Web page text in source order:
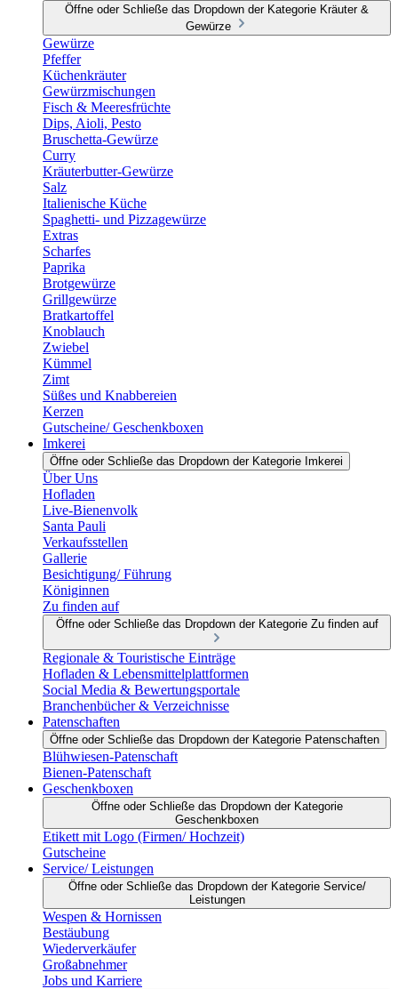
Öffne oder Schließe das Dropdown der Kategorie Kräuter &
Gewürze
Gewürze
Pfeffer
Küchenkräuter
Gewürzmischungen
Fisch & Meeresfrüchte
Dips, Aioli, Pesto
Bruschetta-Gewürze
Curry
Kräuterbutter-Gewürze
Salz
Italienische Küche
Spaghetti- und Pizzagewürze
Extras
Scharfes
Paprika
Brotgewürze
Grillgewürze
Bratkartoffel
Knoblauch
Zwiebel
Kümmel
Zimt
Süßes und Knabbereien
Kerzen
Gutscheine/ Geschenkboxen
Imkerei
Öffne oder Schließe das Dropdown der Kategorie Imkerei
Über Uns
Hofladen
Live-Bienenvolk
Santa Pauli
Verkaufsstellen
Gallerie
Besichtigung/ Führung
Königinnen
Zu finden auf
Öffne oder Schließe das Dropdown der Kategorie Zu finden auf
Regionale & Touristische Einträge
Hofladen & Lebensmittelplattformen
Social Media & Bewertungsportale
Branchenbücher & Verzeichnisse
Patenschaften
Öffne oder Schließe das Dropdown der Kategorie Patenschaften
Blühwiesen-Patenschaft
Bienen-Patenschaft
Geschenkboxen
Öffne oder Schließe das Dropdown der Kategorie
Geschenkboxen
Etikett mit Logo (Firmen/ Hochzeit)
Gutscheine
Service/ Leistungen
Öffne oder Schließe das Dropdown der Kategorie Service/
Leistungen
Wespen & Hornissen
Bestäubung
Wiederverkäufer
Großabnehmer
Jobs und Karriere